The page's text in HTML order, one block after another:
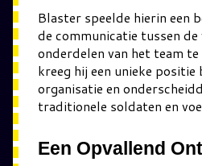
Blaster speelde hierin een
de communicatie tussen
onderdelen van het team
kreeg hij een unieke positie
organisatie en
traditionele soldaten en
Een Opvallend